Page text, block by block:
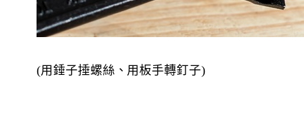
(用錘子捶螺絲、用板手轉釘子)